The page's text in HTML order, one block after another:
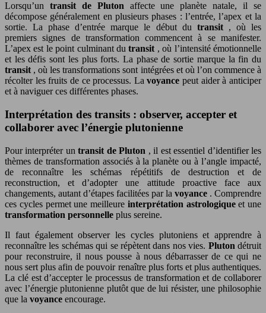
Lorsqu’un transit de Pluton affecte une planète natale, il se
décompose généralement en plusieurs phases : l’entrée, l’apex et la
sortie. La phase d’entrée marque le début du transit , où les
premiers signes de transformation commencent à se manifester.
L’apex est le point culminant dutransit , où l’intensité émotionnelle
et les défis sont les plus forts. La phase de sortie marque la fin du
transit , où les transformations sont intégrées et où l’on commence à
récolter les fruits de ce processus. Lavoyancepeut aider à anticiper
et à naviguer ces différentes phases.
Interprétation des transits : observer, accepter et
collaborer avec l’énergie plutonienne
Pour interpréter untransit de Pluton , il est essentiel d’identifier les
thèmes de transformation associés à la planète ou à l’angle impacté,
de reconnaître les schémas répétitifs de destruction et de
reconstruction, et d’adopter une attitude proactive face aux
changements, autant d’étapes facilitées par la voyance . Comprendre
ces cycles permet une meilleure interprétation astrologiqueet une
transformation personnelle plus sereine.
Il faut également observer les cycles plutoniens et apprendre à
reconnaître les schémas qui se répètent dans nos vies. Plutondétruit
pour reconstruire, il nous pousse à nous débarrasser de ce qui ne
nous sert plus afin de pouvoir renaître plus forts et plus authentiques.
La clé est d’accepter le processus de transformation et de collaborer
avec l’énergie plutonienne plutôt que de lui résister, une philosophie
que la voyance encourage.